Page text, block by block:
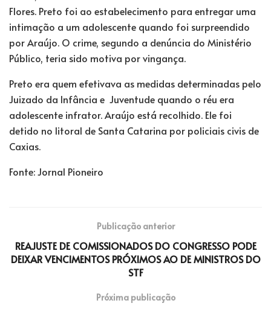
Flores. Preto foi ao estabelecimento para entregar uma
intimação a um adolescente quando foi surpreendido
por Araújo. O crime, segundo a denúncia do Ministério
Público, teria sido motiva por vingança.
Preto era quem efetivava as medidas determinadas pelo
Juizado da Infância e Juventude quando o réu era
adolescente infrator. Araújo está recolhido. Ele foi
detido no litoral de Santa Catarina por policiais civis de
Caxias.
Fonte: Jornal Pioneiro
Publicação anterior
REAJUSTE DE COMISSIONADOS DO CONGRESSO PODE
DEIXAR VENCIMENTOS PRÓXIMOS AO DE MINISTROS DO
STF
Próxima publicação